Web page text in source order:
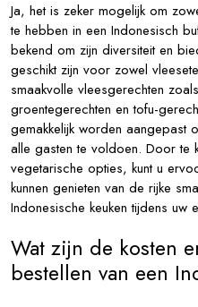
Ja, het is zeker mogelijk om
te hebben in een Indonesisch
bekend om zijn diversiteit en
geschikt zijn voor zowel
smaakvolle vleesgerechten
groentegerechten en tofu-
gemakkelijk worden aangepast
alle gasten te voldoen. Door te
vegetarische opties, kunt u
kunnen genieten van de rijke
Indonesische keuken tijdens uw
Wat zijn de kosten
bestellen van een